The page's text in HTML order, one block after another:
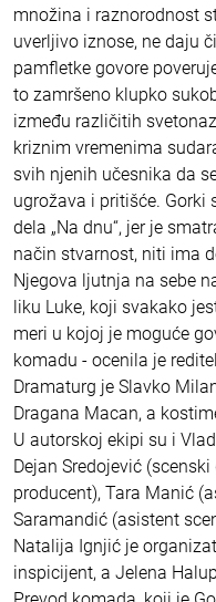
množina i raznorodnost
uverljivo iznose, ne daju
pamfletke govore
to zamršeno klupko
između različitih
kriznim vremenima
svih njenih učesnika da
ugrožava i pritišće.
dela „Na dnu“, jer je
način stvarnost, niti ima
Njegova ljutnja na sebe
liku Luke, koji svakako
meri u kojoj je moguće
komadu - ocenila je
Dramaturg je Slavko
Dragana Macan, a
U autorskoj ekipi su i
Dejan Sredojević
producent), Tara Manić
Saramandić (asistent
Natalija Ignjić je
inspicijent, a Jelena